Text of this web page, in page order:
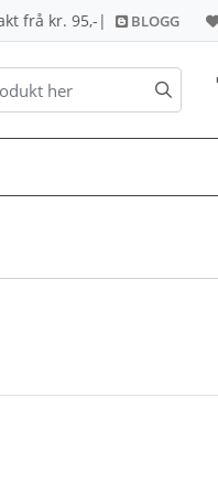
frå kr. 95,- | BLOGG
BLOGG